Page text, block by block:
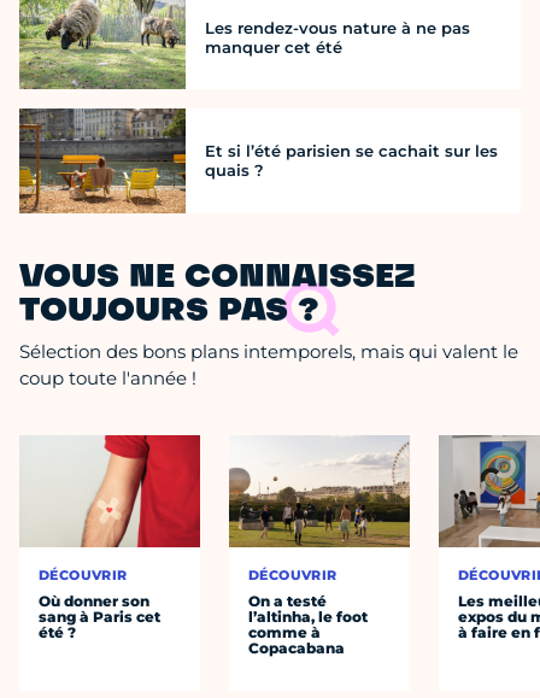
Les rendez-vous nature à ne pas
manquer cet été
Et si l’été parisien se cachait sur les
quais ?
VOUS NE CONNAISSEZ
TOUJOURS PAS ?
Sélection des bons plans intemporels, mais qui valent le
coup toute l'année !
DÉCOUVRIR
Où donner son
sang à Paris cet
été ?
DÉCOUVRIR
On a testé
l’altinha, le foot
comme à
Copacabana
Les
expos du
à faire en